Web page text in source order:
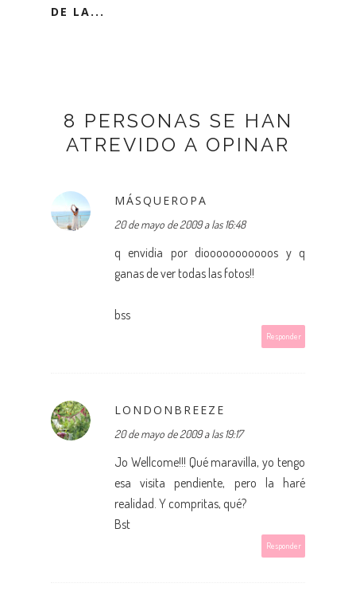
DE LA...
8 PERSONAS SE HAN
ATREVIDO A OPINAR
MÁSQUEROPA
20 de mayo de 2009 a las 16:48
q envidia por diooooooooooos y q
ganas de ver todas las fotos!!
bss
Responder
LONDONBREEZE
20 de mayo de 2009 a las 19:17
Jo Wellcome!!! Qué maravilla, yo tengo
esa visita pendiente, pero la haré
realidad. Y compritas, qué?
Bst
Responder